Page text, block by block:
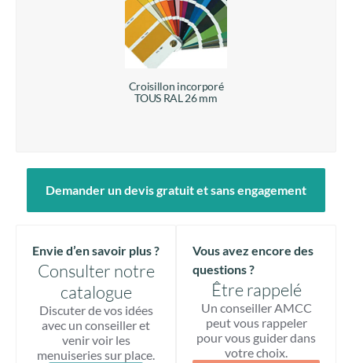
Croisillon incorporé
TOUS RAL 26 mm
Demander un devis gratuit et sans engagement
Envie d’en savoir plus ?
Consulter notre
catalogue
Discuter de vos idées
avec un conseiller et
venir voir les
menuiseries sur place.
Vous avez encore des
questions ?
Être rappelé
Un conseiller AMCC
peut vous rappeler
pour vous guider dans
votre choix.